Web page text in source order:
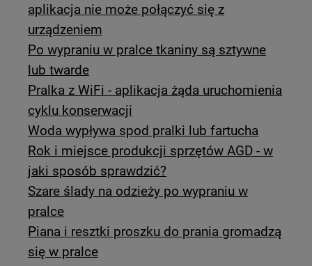
aplikacja nie może połączyć się z
urządzeniem
Po wypraniu w pralce tkaniny są sztywne
lub twarde
Pralka z WiFi - aplikacja żąda uruchomienia
cyklu konserwacji
Woda wypływa spod pralki lub fartucha
Rok i miejsce produkcji sprzętów AGD - w
jaki sposób sprawdzić?
Szare ślady na odzieży po wypraniu w
pralce
Piana i resztki proszku do prania gromadzą
się w pralce